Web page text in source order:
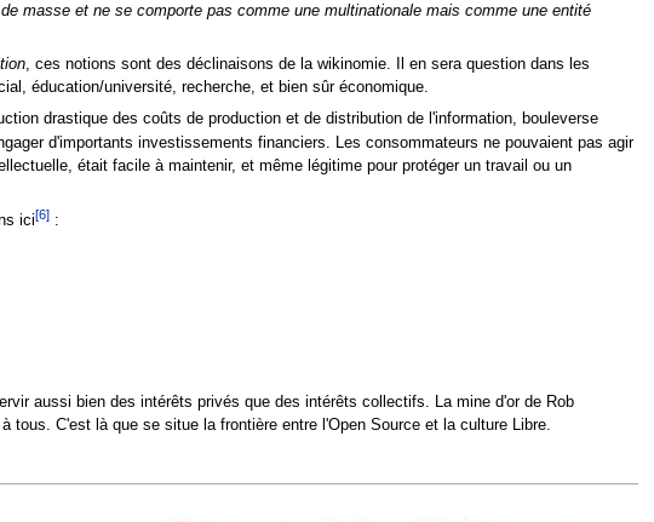
masse et ne se comporte pas comme une multinationale mais comme une entité
, ces notions sont des déclinaisons de la wikinomie. Il en sera question dans les
éducation/université, recherche, et bien sûr économique.
drastique des coûts de production et de distribution de l'information, bouleverse
d'importants investissements financiers. Les consommateurs ne pouvaient pas agir
était facile à maintenir, et même légitime pour protéger un travail ou un
ici[6]:
aussi bien des intérêts privés que des intérêts collectifs. La mine d'or de Rob
C'est là que se situe la frontière entre l'Open Source et la culture Libre.